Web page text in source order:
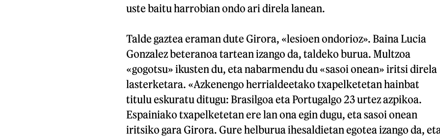
uste baitu harrobian ondo ari direla lanean.
Talde gaztea eraman dute Girora, «lesioen ondorioz». Baina Lucia
Gonzalez beteranoa tartean izango da, taldeko burua. Multzoa
«gogotsu» ikusten du, eta nabarmendu du «sasoi onean» iritsi direla
lasterketara. «Azkenengo herrialdeetako txapelketetan hainbat
titulu eskuratu ditugu: Brasilgoa eta Portugalgo 23 urtez azpikoa.
Espainiako txapelketetan ere lan ona egin dugu, eta sasoi onean
iritsiko gara Girora. Gure helburua ihesaldietan egotea izango da,